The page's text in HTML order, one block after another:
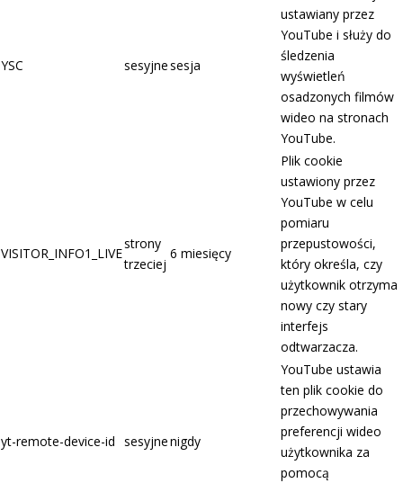
YSC sesyjnesesja
ustawiany przez
YouTube i służy do
śledzenia
wyświetleń
osadzonych filmów
wideo na stronach
YouTube.
VISITOR_INFO1_LIVE
strony
trzeciej
6 miesięcy
Plik cookie
ustawiony przez
YouTube w celu
pomiaru
przepustowości,
który określa, czy
użytkownik otrzyma
nowy czy stary
interfejs
odtwarzacza.
yt-remote-device-id sesyjnenigdy
YouTube ustawia
ten plik cookie do
przechowywania
preferencji wideo
użytkownika za
pomocą